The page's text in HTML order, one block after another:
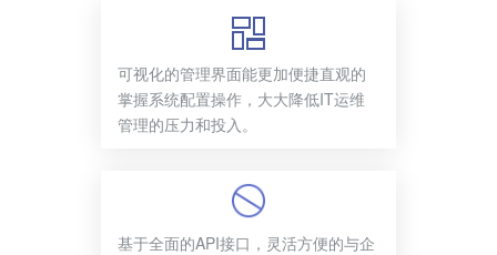
可视化的管理界面能更加便捷直观的
掌握系统配置操作，大大降低IT运维
管理的压力和投入。
基于全面的API接口，灵活方便的与企